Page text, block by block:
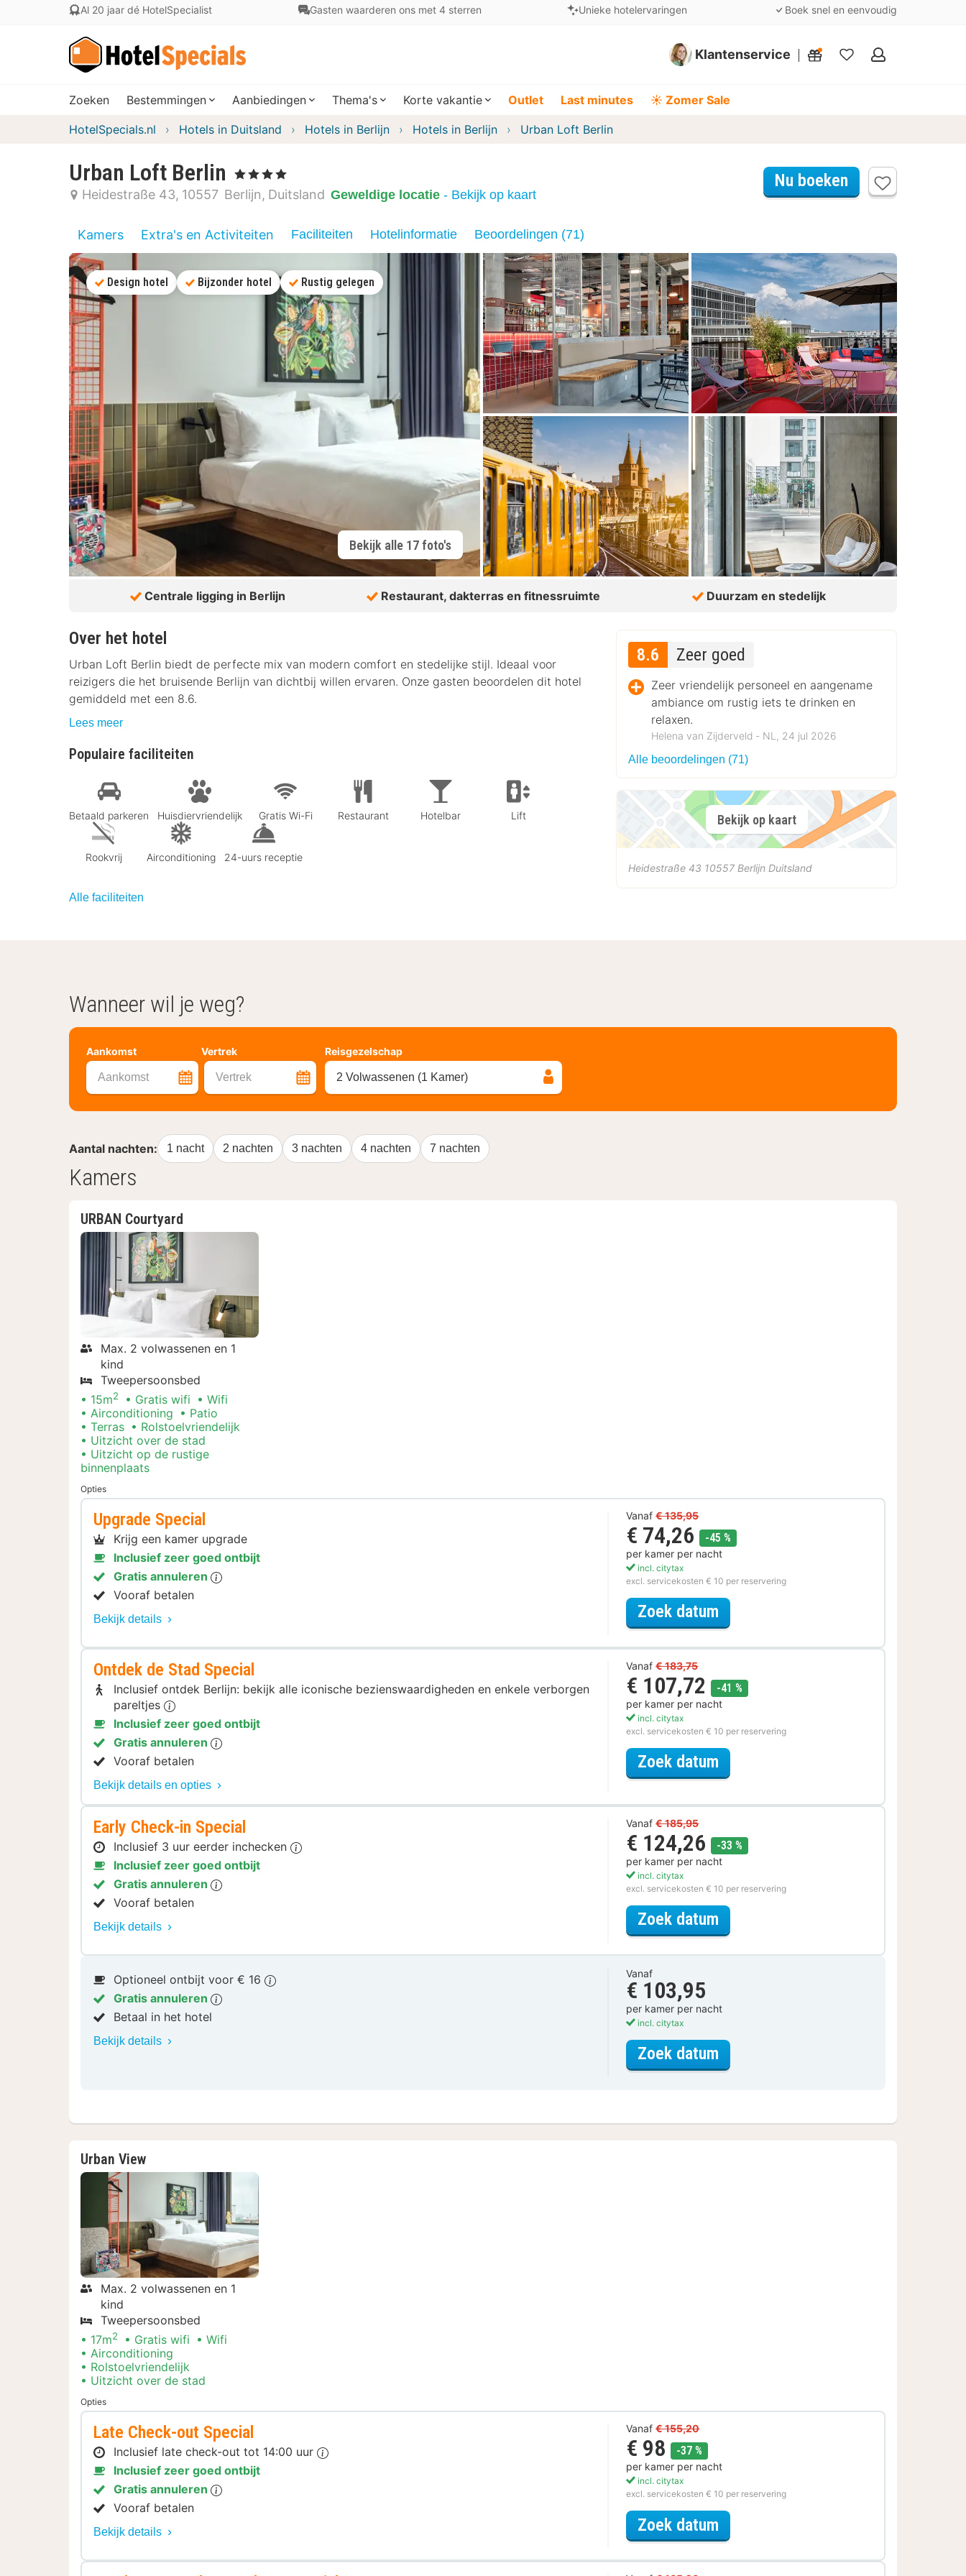
Al 20 jaar dé HotelSpecialist Gasten waarderen ons met 4 sterren Unieke hotelervaringen Boek snel en eenvoudig
Klantenservice
Mijn
Zoeken Bestemmingen Aanbiedingen Thema's Korte vakantie Outlet Last minutes ☀️ Zomer Sale
HotelSpecials.nl Hotels in Duitsland Hotels in Berlijn Hotels in Berlijn Urban Loft Berlin
Urban Loft Berlin , 4 Sterren
Heidestraße 43 10557 Berlijn Duitsland Geweldige locatie - Bekijk op kaart
Nu boeken
Kamers Extra's en Activiteiten Faciliteiten Hotelinformatie Beoordelingen (71)
Bekijk alle 17 foto's
Design hotel Bijzonder hotel Rustig gelegen
Centrale ligging in Berlijn Restaurant, dakterras en fitnessruimte Duurzam en stedelijk
Over het hotel
Urban Loft Berlin biedt de perfecte mix van modern comfort en stedelijke stijl. Ideaal voor
reizigers die het bruisende Berlijn van dichtbij willen ervaren. Onze gasten beoordelen dit hotel
gemiddeld met een 8.6.
Lees meer
Populaire faciliteiten
Betaald parkeren Huisdiervriendelijk Gratis Wi-Fi Restaurant Hotelbar Lift
Rookvrij Airconditioning 24-uurs receptie
Alle faciliteiten
8.6 Zeer goed
Zeer vriendelijk personeel en aangename
ambiance om rustig iets te drinken en
relaxen.
Helena van Zijderveld ‐ NL, 24 jul 2026
Alle beoordelingen (71)
Bekijk op kaart
Heidestraße 43 10557 Berlijn Duitsland
Wanneer wil je weg?
Aankomst Vertrek
Aankomst Vertrek
Reisgezelschap
2 Volwassenen (1 Kamer)
Aantal nachten: 1 nacht 2 nachten 3 nachten 4 nachten 7 nachten
Kamers
URBAN Courtyard
Max. 2 volwassenen en 1
kind
Tweepersoonsbed
15m2 Gratis wifi
Wifi
Airconditioning
Patio
Terras
Rolstoelvriendelijk
Uitzicht over de stad
Uitzicht op de rustige
binnenplaats
Opties
Upgrade Special
Krijg een kamer upgrade
Inclusief zeer goed ontbijt
Gratis annuleren
Vooraf betalen
Bekijk details
Vanaf € 135,95
€ 74,26 -45 %
per kamer per nacht
incl. citytax
excl. servicekosten € 10 per reservering
Zoek datum
Ontdek de Stad Special
Inclusief ontdek Berlijn: bekijk alle iconische bezienswaardigheden en enkele verborgen
pareltjes
Inclusief zeer goed ontbijt
Gratis annuleren
Vooraf betalen
Bekijk details en opties
Vanaf € 183,75
€ 107,72 -41 %
per kamer per nacht
incl. citytax
excl. servicekosten € 10 per reservering
Zoek datum
Early Check-in Special
Inclusief 3 uur eerder inchecken
Inclusief zeer goed ontbijt
Gratis annuleren
Vooraf betalen
Bekijk details
Vanaf € 185,95
€ 124,26 -33 %
per kamer per nacht
incl. citytax
excl. servicekosten € 10 per reservering
Zoek datum
Optioneel ontbijt voor € 16
Gratis annuleren
Betaal in het hotel
Bekijk details
Vanaf
€ 103,95
per kamer per nacht
incl. citytax
Zoek datum
Urban View
Max. 2 volwassenen en 1
kind
Tweepersoonsbed
17m2 Gratis wifi
Wifi
Airconditioning
Rolstoelvriendelijk
Uitzicht over de stad
Opties
Late Check-out Special
Inclusief late check-out tot 14:00 uur
Inclusief zeer goed ontbijt
Gratis annuleren
Vooraf betalen
Bekijk details
Vanaf € 155,20
€ 98 -37 %
per kamer per nacht
incl. citytax
excl. servicekosten € 10 per reservering
Zoek datum